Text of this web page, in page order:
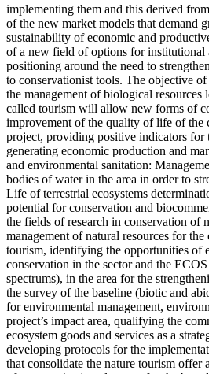
implementing them and this derived
of the new market models that demand
sustainability of economic and
of a new field of options for institutional
positioning around the need to
to conservationist tools. The objective
the management of biological resources
called tourism will allow new forms of
improvement of the quality of life of the
project, providing positive indicators for
generating economic production and
and environmental sanitation:
bodies of water in the area in order to
Life of terrestrial ecosystems
potential for conservation and
the fields of research in conservation of
management of natural resources for
tourism, identifying the opportunities of
conservation in the sector and the
spectrums), in the area for the
the survey of the baseline (biotic and
for environmental management,
project’s impact area, qualifying the
ecosystem goods and services as a
developing protocols for the
that consolidate the nature tourism offer